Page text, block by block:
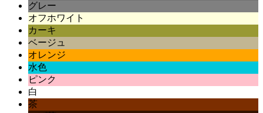
グレー
オフホワイト
カーキ
ベージュ
オレンジ
水色
ピンク
白
茶